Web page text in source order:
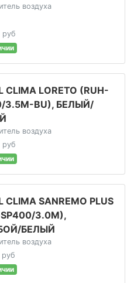
воздуха
руб
CLIMA LORETO (RUH-
3.5M-BU), БЕЛЫЙ/
воздуха
руб
CLIMA SANREMO PLUS
3.0M),
БЕЛЫЙ
воздуха
руб